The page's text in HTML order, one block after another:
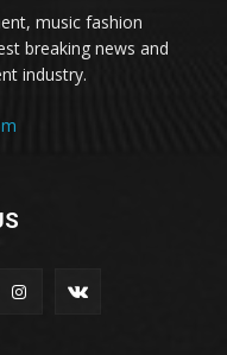
music fashion
breaking news and
industry.